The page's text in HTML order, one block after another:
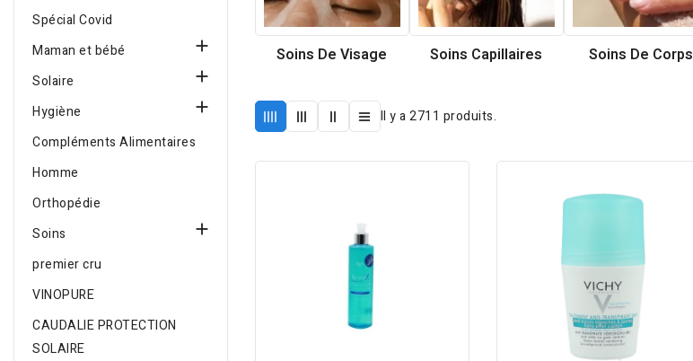
Spécial Covid
Maman et bébé

Solaire 
Hygiène 
Compléments Alimentaires
Homme
Orthopédie
Soins

premier cru
VINOPURE
CAUDALIE PROTECTION
SOLAIRE
Soins De Visage Soins Capillaires Soins De Corps
Il y a 2711 produits.